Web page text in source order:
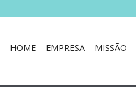
HOME EMPRESA MISSÃO